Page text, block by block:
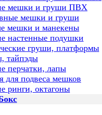
мешки и груши ПВХ
мешки и груши
мешки и манекены
настенные подушки
груши, платформы
тайпэды
перчатки, лапы
для подвеса мешков
ринги, октагоны